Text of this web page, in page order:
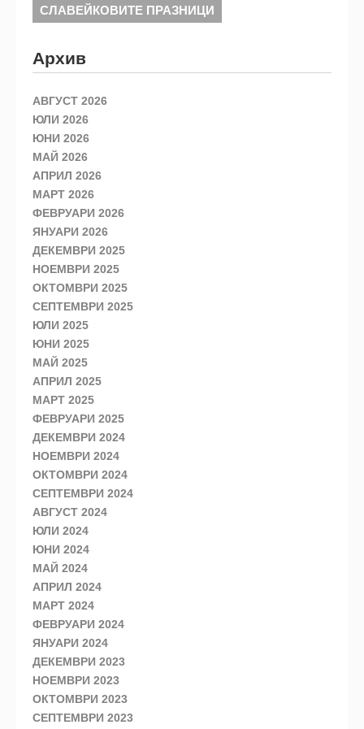
СЛАВЕЙКОВИТЕ ПРАЗНИЦИ
Архив
АВГУСТ 2026
ЮЛИ 2026
ЮНИ 2026
МАЙ 2026
АПРИЛ 2026
МАРТ 2026
ФЕВРУАРИ 2026
ЯНУАРИ 2026
ДЕКЕМВРИ 2025
НОЕМВРИ 2025
ОКТОМВРИ 2025
СЕПТЕМВРИ 2025
ЮЛИ 2025
ЮНИ 2025
МАЙ 2025
АПРИЛ 2025
МАРТ 2025
ФЕВРУАРИ 2025
ДЕКЕМВРИ 2024
НОЕМВРИ 2024
ОКТОМВРИ 2024
СЕПТЕМВРИ 2024
АВГУСТ 2024
ЮЛИ 2024
ЮНИ 2024
МАЙ 2024
АПРИЛ 2024
МАРТ 2024
ФЕВРУАРИ 2024
ЯНУАРИ 2024
ДЕКЕМВРИ 2023
НОЕМВРИ 2023
ОКТОМВРИ 2023
СЕПТЕМВРИ 2023